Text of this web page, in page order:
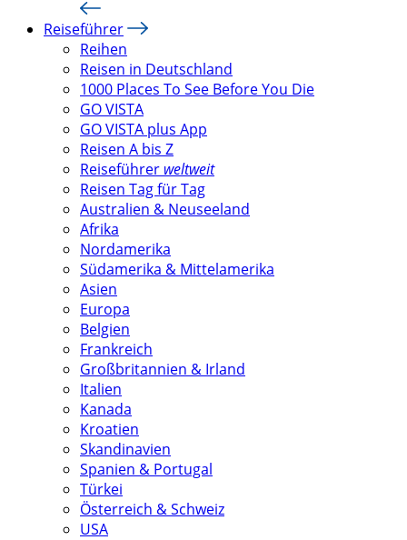
Reiseführer
Reihen
Reisen in Deutschland
1000 Places To See Before You Die
GO VISTA
GO VISTA plus App
Reisen A bis Z
Reiseführer weltweit
Reisen Tag für Tag
Australien & Neuseeland
Afrika
Nordamerika
Südamerika & Mittelamerika
Asien
Europa
Belgien
Frankreich
Großbritannien & Irland
Italien
Kanada
Kroatien
Skandinavien
Spanien & Portugal
Türkei
Österreich & Schweiz
USA